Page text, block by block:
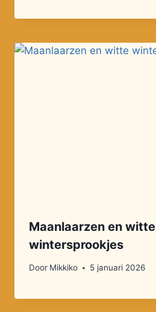
Maanlaarzen en witte
wintersprookjes
Door Mikkiko 5 januari 2026